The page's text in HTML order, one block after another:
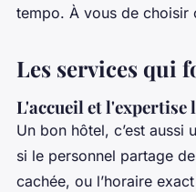
tempo. À vous de choisir
Les services qui
L'accueil et l'expertise
Un bon hôtel, c’est
si le personnel partage
cachée, ou l’horaire